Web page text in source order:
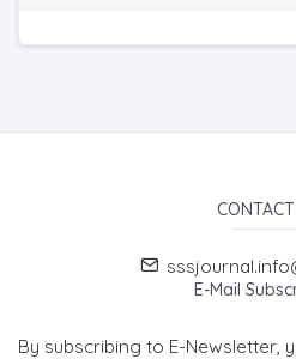
E-Mail
By subscribing to E-Newsletter,